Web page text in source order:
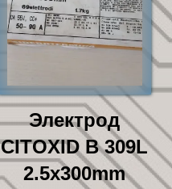
Электрод
CITOXID B 309L
2.5x300mm